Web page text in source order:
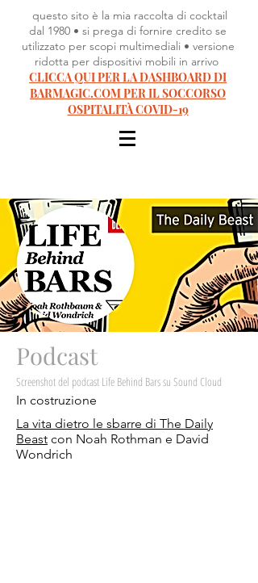
questo sito è la mia raccolta di cocktail
dal 1980 • si prega di fornire credito se
utilizzato per scopi multimediali • versione
ridotta per dispositivi mobili in arrivo
CLICCA QUI PER LA DASHBOARD DI
BARMAGIC.COM PER IL SOCCORSO
OSPITALITÀ COVID-19
Podcast
Screenshot del podcast Life Behind Bars su Sound Cloud
In costruzione
La vita dietro le sbarre di The Daily
Beast con Noah Rothman e David
Wondrich